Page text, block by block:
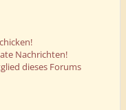
Nachrichten!
dieses Forums